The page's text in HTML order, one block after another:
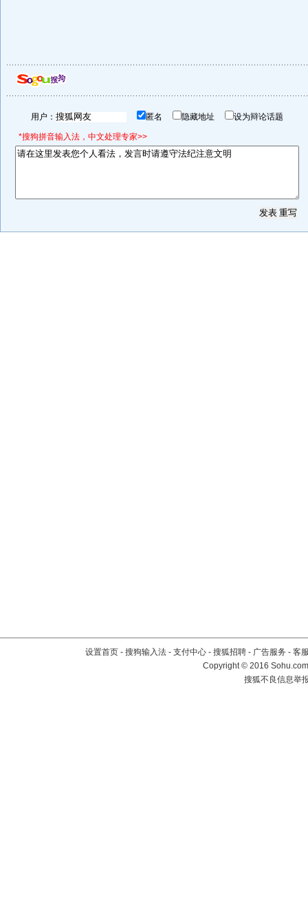
用户： 匿名 隐藏地址 设为辩论话题
*搜狗拼音输入法，中文处理专家>>
设置首页 - 搜狗输入法 - 支付中心 - 搜狐招聘 - 广告服务 - 客
Copyright©2016
搜狐不良信息举